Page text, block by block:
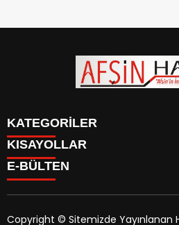
KATEGORİLER
SİYASET
EĞİTİM
MAGAZİN
KISAYOLLAR
SİYASET
EĞİTİM
E-BÜLTEN
Copyright © Sitemizde Yayınlanan